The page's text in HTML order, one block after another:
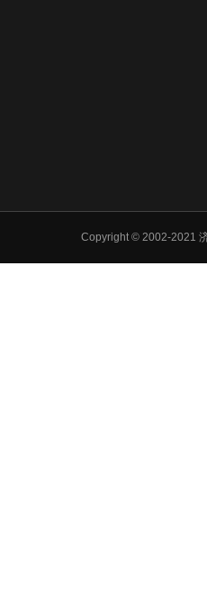
Copyright © 2002-2021